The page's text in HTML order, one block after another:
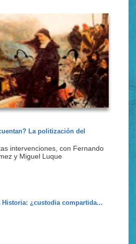
La politización del
intervenciones, con Fernando
y Miguel Luque
Historia: ¿custodia compartida...